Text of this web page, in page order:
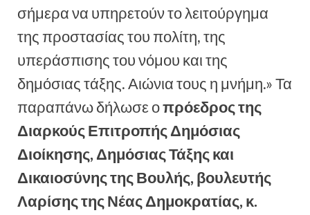
σήμερα να υπηρετούν το λειτούργημα
της προστασίας του πολίτη, της
υπεράσπισης του νόμου και της
δημόσιας τάξης. Αιώνια τους η μνήμη.» Τα
παραπάνω δήλωσε οπρόεδρος της
Διαρκούς Επιτροπής Δημόσιας
Διοίκησης, Δημόσιας Τάξης και
Δικαιοσύνης της Βουλής, βουλευτής
Λαρίσης της Νέας Δημοκρατίας, κ.